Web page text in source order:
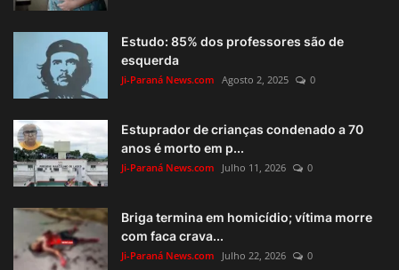
Estudo: 85% dos professores são de
esquerda
Ji-Paraná News.com Agosto 2, 2025 0
Estuprador de crianças condenado a 70
anos é morto em p...
Ji-Paraná News.com Julho 11, 2026 0
Briga termina em homicídio; vítima morre
com faca crava...
Ji-Paraná News.com Julho 22, 2026 0